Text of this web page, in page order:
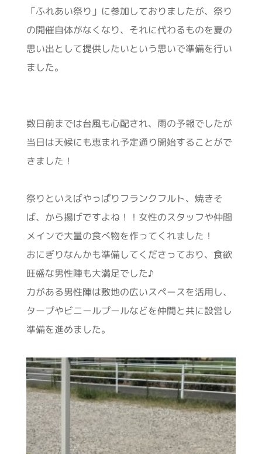
「ふれあい祭り」に参加しておりましたが、祭り
の開催自体がなくなり、それに代わるものを夏の
思い出として提供したいという思いで準備を行い
ました。
数日前までは台風も心配され、雨の予報でしたが
当日は天候にも恵まれ予定通り開始することがで
きました！
祭りといえばやっぱりフランクフルト、焼きそ
ば、から揚げですよね！！女性のスタッフや仲間
メインで大量の食べ物を作ってくれました！
おにぎりなんかも準備してくださっており、食欲
旺盛な男性陣も大満足でした♪
力がある男性陣は敷地の広いスペースを活用し、
タープやビニールプールなどを仲間と共に設営し
準備を進めました。